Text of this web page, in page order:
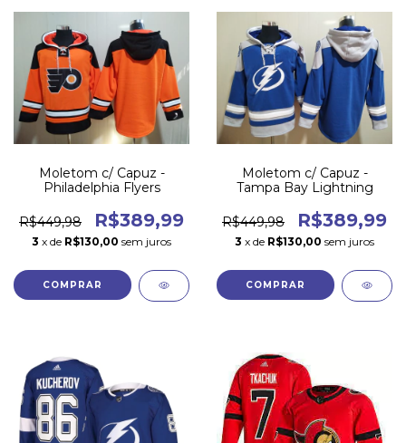
Moletom c/ Capuz -
Philadelphia Flyers
R$449,98 R$389,99
3 x de R$130,00 sem juros
COMPRAR
Moletom c/ Capuz -
Tampa Bay Lightning
R$449,98 R$389,99
3 x de R$130,00 sem juros
COMPRAR